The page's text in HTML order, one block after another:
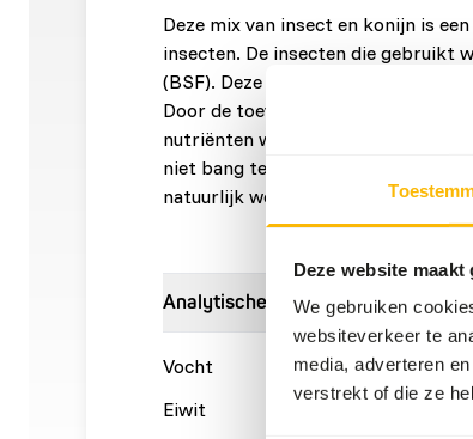
Deze website
We gebruiken
websiteverkeer te
media, adverteren
verstrekt of die ze
Deze mix van insect en konijn is
insecten. De insecten die gebruikt
(BSF). Deze insecten zijn een
Door de toevoeging van vitamines
nutriënten waar honden en katten
niet bang te zijn voor tekorten.
natuurlijk wel.
Analytische bestanddelen
Vocht 69%
Eiwit